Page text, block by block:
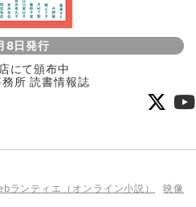
8日発行
にて頒布中
所 読書情報誌
ランティエ（オンライン小説） 映像